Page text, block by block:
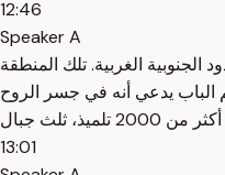
12:46
Speaker A
الغربية. تلك المنطقة
الباب يدعي أنه في جسر الروح
13:01